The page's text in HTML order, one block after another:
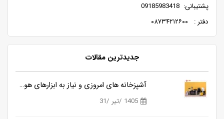
پشتیبانی: 09185983418
دفتر : ۰۸۷۳۴۲۱۲۶۰۰
جدیدترین مقالات
آشپزخانه های امروزی و نیاز به ابزارهای هوشمندتر
1405 /تیر /31